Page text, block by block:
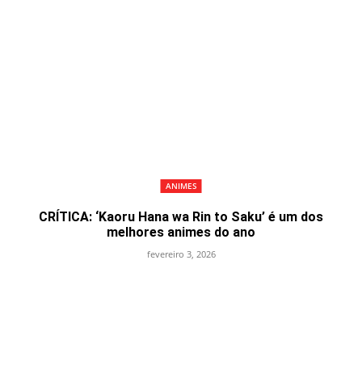
ANIMES
CRÍTICA: ‘Kaoru Hana wa Rin to Saku’ é um dos
melhores animes do ano
fevereiro 3, 2026